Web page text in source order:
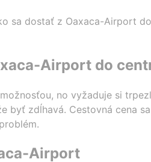
sa dostať z Oaxaca-Airport
Airport do
no vyžaduje si
byť zdĺhavá. Cestovná cena
Airport